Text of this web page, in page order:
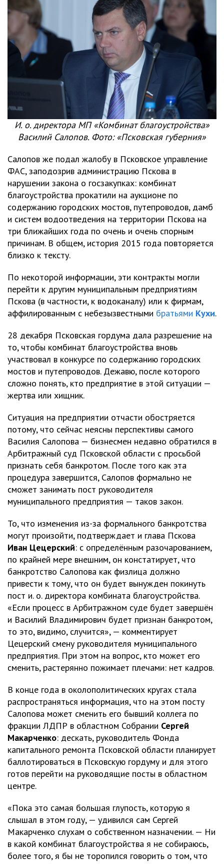
И. о. директора МП «Комбинат благоустройства»
Василий Салопов. Фото: «Псковская губерния»
Салопов же подал жалобу в Псковское управление
ФАС, заподозрив администрацию Пскова в
нарушении закона о госзакупках: комбинат
благоустройства прокатили на аукционе по
содержанию городских мостов, путепроводов, дамб
и систем водоотведения на территории Пскова на
три ближайших года по очень и очень спорным
причинам. В общем, история 2015 года повторяется
близко к тексту.
По некоторой информации, эти контракты могли
перейти к другим муниципальным предприятиям
Пскова (в частности, к водоканалу) или к фирмам,
аффилированным с небезызвестными братьями Кухи.
28 декабря Псковская гордума дала разрешение на
то, чтобы комбинат благоустройства вновь
участвовал в конкурсе по содержанию городских
мостов и путепроводов. Дежавю, после которого
сложно понять, кто предприятие в этой ситуации —
жертва или хищник.
Ситуация на предприятии отчасти обостряется
потому, что сейчас неясны перспективы самого
Василия Салопова — бизнесмен недавно обратился в
Арбитражный суд Псковской области с просьбой
признать себя банкротом. После того как эта
процедура завершится, Салопов формально не
сможет занимать пост руководителя
муниципального предприятия — таков закон.
То, что изменения из-за формального банкротства
могут произойти, подтверждает и глава Пскова
Иван Цецерский: с определённым разочарованием,
по крайней мере внешним, он констатирует, что
банкротство Салопова как физлица должно
привести к тому, что он будет вынужден покинуть
пост и. о. директора комбината благоустройства.
«Если процесс в Арбитражном суде будет завершён
и Василий Владимирович будет признан банкротом,
то это, видимо, случится», — комментирует
Цецерский смену руководителя муниципального
предприятия. При этом на вопрос, кто может его
сменить, растерянно пожимает плечами: нет кадров.
В конце года в околополитических кругах стала
распространяться информация, что на этом посту
Салопова может сменить его бывший коллега по
фракции ЛДПР в областном Собрании Сергей
Макарченко: дескать, руководитель Фонда
капитального ремонта Псковской области планирует
баллотироваться в Псковскую гордуму и для этого
готов перейти на руководящие посты в областном
центре.
«Пока это самая большая глупость, которую я
слышал в этом году, — удивился сам Сергей
Макарченко слухам о собственном назначении. — Ни
в какой комбинат благоустройства я не собираюсь,
более того, я бы не торопился говорить о том, что